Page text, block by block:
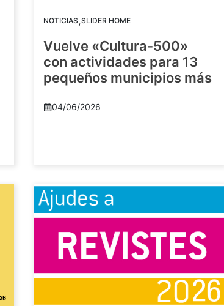
NOTICIAS,SLIDER HOME
Vuelve «Cultura-500»
con actividades para 13
pequeños municipios más
04/06/2026